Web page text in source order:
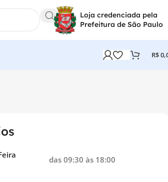
Loja credenciada pela
Prefeitura de São Paulo
R$
das 09:30 às 18:00